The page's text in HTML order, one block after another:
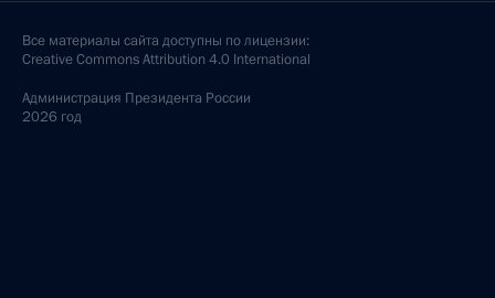
Все материалы сайта доступны по лицензии:
Creative Commons Attribution 4.0 International
Администрация Президента России
2026 год